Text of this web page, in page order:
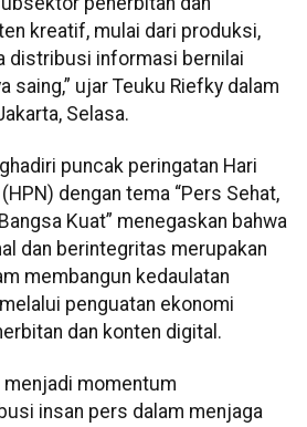
kreatif, mulai dari produksi,
distribusi informasi bernilai
saing,” ujar Teuku Riefky dalam
Selasa.
puncak peringatan Hari
dengan tema “Pers Sehat,
Kuat” menegaskan bahwa
dan berintegritas merupakan
membangun kedaulatan
penguatan ekonomi
dan konten digital.
menjadi momentum
insan pers dalam menjaga